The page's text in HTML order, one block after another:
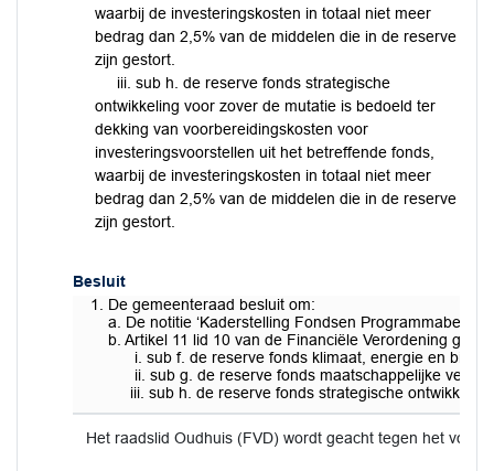
waarbij de investeringskosten in totaal niet meer
bedrag dan 2,5% van de middelen die in de reserve
zijn gestort.
iii. sub h. de reserve fonds strategische
ontwikkeling voor zover de mutatie is bedoeld ter
dekking van voorbereidingskosten voor
investeringsvoorstellen uit het betreffende fonds,
waarbij de investeringskosten in totaal niet meer
bedrag dan 2,5% van de middelen die in de reserve
zijn gestort.
Besluit
De gemeenteraad besluit om:
a. De notitie ‘Kaderstelling Fondsen
b. Artikel 11 lid 10 van de Financiële Verordening
i. sub f. de reserve fonds klimaat, energie en
ii. sub g. de reserve fonds maatschappelijke
iii. sub h. de reserve fonds strategische
Het raadslid Oudhuis (FVD) wordt geacht tegen het